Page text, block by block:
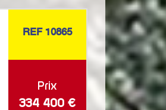
REF 10865
Prix
334 400 €